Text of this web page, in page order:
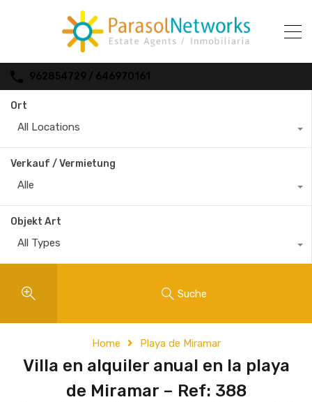
962854729 / 646970161
Ort
All Locations
Verkauf / Vermietung
Alle
Objekt Art
All Types
Suche
Home Playa de Miramar
Villa en alquiler anual en la playa
de Miramar – Ref: 388